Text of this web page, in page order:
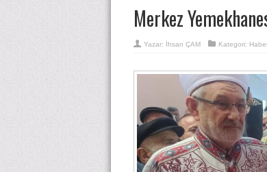
Merkez
Yazar: İhsan ÇAM Kategori: